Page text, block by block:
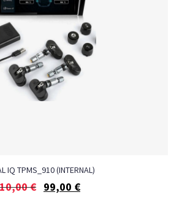
IQ TPMS_910 (INTERNAL)
€ 99,00 €